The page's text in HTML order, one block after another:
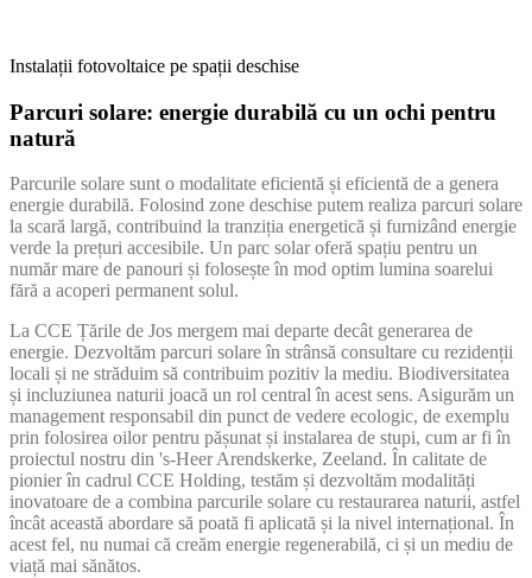
Instalații fotovoltaice pe spații deschise
Parcuri solare: energie durabilă cu un ochi pentru
natură
Parcurile solare sunt o modalitate eficientă și eficientă de a genera
energie durabilă. Folosind zone deschise putem realiza parcuri solare
la scară largă, contribuind la tranziția energetică și furnizând energie
verde la prețuri accesibile. Un parc solar oferă spațiu pentru un
număr mare de panouri și folosește în mod optim lumina soarelui
fără a acoperi permanent solul.
La CCE Țările de Jos mergem mai departe decât generarea de
energie. Dezvoltăm parcuri solare în strânsă consultare cu rezidenții
locali și ne străduim să contribuim pozitiv la mediu. Biodiversitatea
și incluziunea naturii joacă un rol central în acest sens. Asigurăm un
management responsabil din punct de vedere ecologic, de exemplu
prin folosirea oilor pentru pășunat și instalarea de stupi, cum ar fi în
proiectul nostru din 's-Heer Arendskerke, Zeeland. În calitate de
pionier în cadrul CCE Holding, testăm și dezvoltăm modalități
inovatoare de a combina parcurile solare cu restaurarea naturii, astfel
încât această abordare să poată fi aplicată și la nivel internațional. În
acest fel, nu numai că creăm energie regenerabilă, ci și un mediu de
viață mai sănătos.